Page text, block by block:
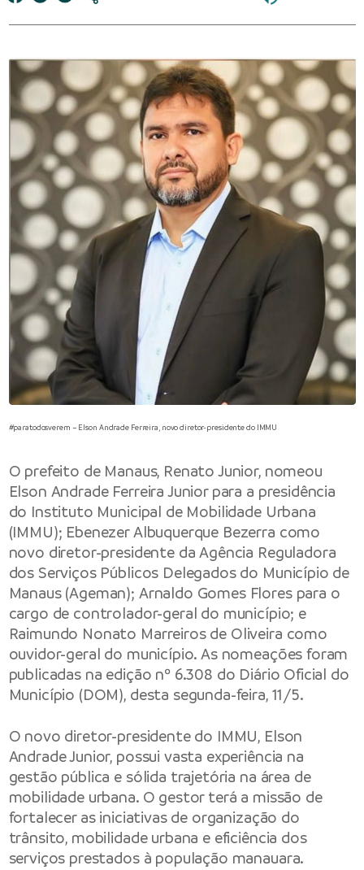
#paratodosverem – Elson Andrade Ferreira, novo diretor-presidente do IMMU
O prefeito de Manaus, Renato Junior, nomeou
Elson Andrade Ferreira Junior para a presidência
do Instituto Municipal de Mobilidade Urbana
(IMMU); Ebenezer Albuquerque Bezerra como
novo diretor-presidente da Agência Reguladora
dos Serviços Públicos Delegados do Município de
Manaus (Ageman); Arnaldo Gomes Flores para o
cargo de controlador-geral do município; e
Raimundo Nonato Marreiros de Oliveira como
ouvidor-geral do município. As nomeações foram
publicadas na edição nº 6.308 do Diário Oficial do
Município (DOM), desta segunda-feira, 11/5.
O novo diretor-presidente do IMMU, Elson
Andrade Junior, possui vasta experiência na
gestão pública e sólida trajetória na área de
mobilidade urbana. O gestor terá a missão de
fortalecer as iniciativas de organização do
trânsito, mobilidade urbana e eficiência dos
serviços prestados à população manauara.